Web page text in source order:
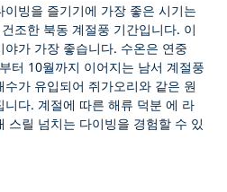
이빙을 즐기기에 가장 좋은 시기는
조한 북동 계절풍 기간입니다. 이
가 가장 좋습니다. 수온은 연중
터 10월까지 이어지는 남서 계절풍
가 유입되어 쥐가오리와 같은 원
니다. 계절에 따른 해류 덕분에 라
스릴 넘치는 다이빙을 경험할 수 있